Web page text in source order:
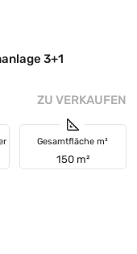
3+1
ZU VERKAUFEN
Gesamtfläche m²
150 m²